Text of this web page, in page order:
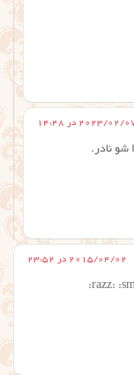
02/07 در 14:48
شو نادر.
2015/04/02 در 23:52